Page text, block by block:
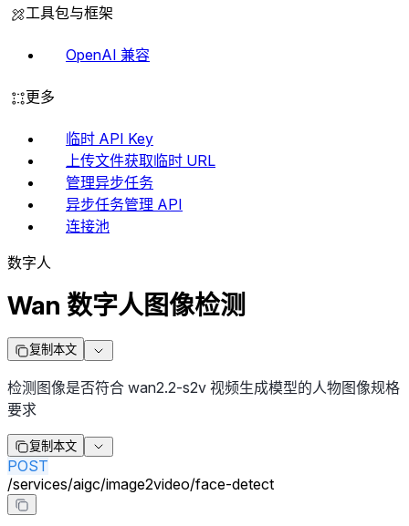
工具包与框架
OpenAI 兼容
更多
临时 API Key
上传文件获取临时 URL
管理异步任务
异步任务管理 API
连接池
数字人
Wan 数字人图像检测
复制本文
检测图像是否符合 wan2.2-s2v 视频生成模型的人物图像规格
要求
复制本文
POST
/services/aigc/image2video/face-detect